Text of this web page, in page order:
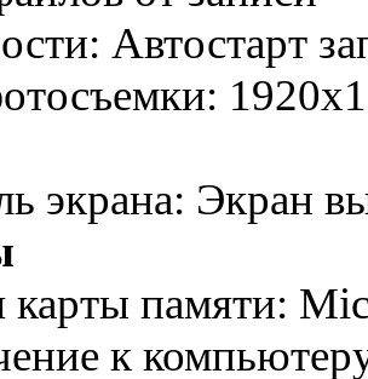
Автостарт
экрана: Экран
карты памяти:
к